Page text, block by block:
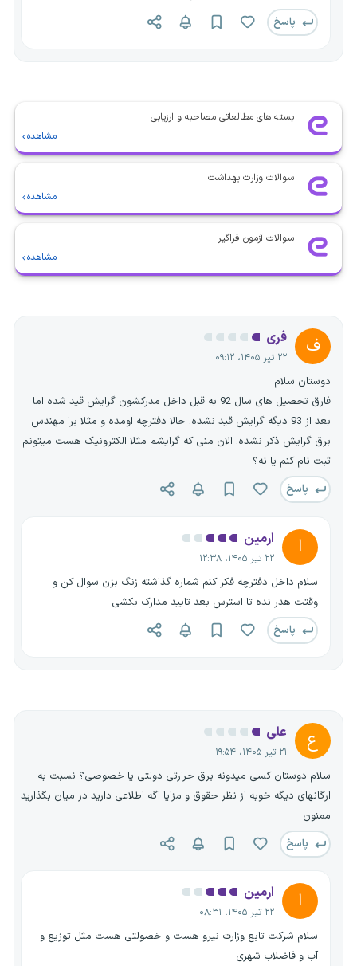
پاسخ
بسته های مطالعاتی مصاحبه و ارزیابی
مشاهده
سوالات وزارت بهداشت
مشاهده
سوالات آزمون فراگیر
مشاهده
ف فری
۲۲ تیر ۱۴۰۵، ۰۹:۱۲
دوستان سلام
فارق تحصیل های سال 92 به قبل داخل مدرکشون گرایش قید شده اما
بعد از 93 دیگه گرایش قید نشده. حالا دفترچه اومده و مثلا برا مهندس
برق گرایش ذکر نشده. الان منی که گرایشم مثلا الکترونیک هست میتونم
ثبت نام کنم یا نه؟
پاسخ
ا ارمین
۲۲ تیر ۱۴۰۵، ۱۲:۳۸
سلام داخل دفترچه فکر کنم شماره گذاشته زنگ بزن سوال کن و
وقتت هدر نده تا استرس بعد تایید مدارک بکشی
پاسخ
ع علی
۲۱ تیر ۱۴۰۵، ۱۹:۵۴
سلام دوستان کسی میدونه برق حرارتی دولتی یا خصوصی؟ نسبت به
ارگانهای دیگه خوبه از نظر حقوق و مزایا اگه اطلاعی دارید در میان بگذارید
ممنون
پاسخ
ا ارمین
۲۲ تیر ۱۴۰۵، ۰۸:۳۱
سلام شرکت تابع وزارت نیرو هست و خصولتی هست مثل توزیع و
آب و فاضلاب شهری